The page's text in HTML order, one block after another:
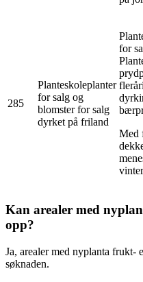
285
Planteskoleplanter
for salg og
blomster for salg
dyrket på friland
for
Med
Kan arealer med
opp?
Ja, arealer med nyplanta frukt-
søknaden.